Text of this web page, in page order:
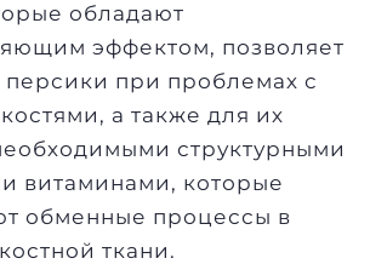
обладают
эффектом, позволяет
персики при проблемах с
а также для их
структурными
витаминами, которые
обменные процессы в
ткани.